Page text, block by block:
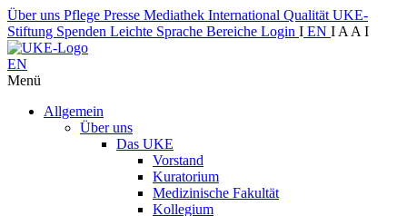
Über uns Pflege Presse Mediathek International Qualität UKE-
Stiftung Spenden Leichte Sprache Bereiche Login I EN I A A I
EN
Menü
Allgemein
Über uns
Das UKE
Vorstand
Kuratorium
Medizinische Fakultät
Kollegium